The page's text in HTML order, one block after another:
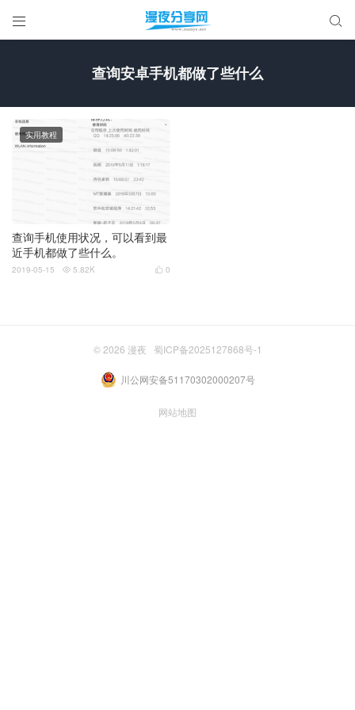
 
查询安卓手机都做了些什么
查询手机使用状况，可以看到最
近手机都做了些什么。
实用教程
 0
2019-05-15  5.82K
© 2026 漫夜 蜀ICP备2025127868号-1
川公网安备51170302000207号
网站地图